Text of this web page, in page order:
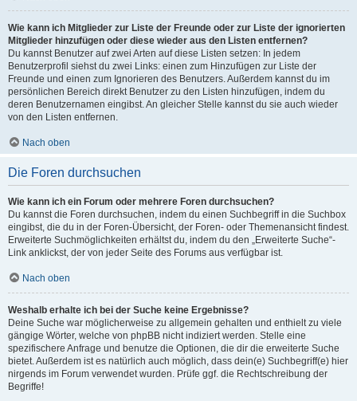
Wie kann ich Mitglieder zur Liste der Freunde oder zur Liste der ignorierten
Mitglieder hinzufügen oder diese wieder aus den Listen entfernen?
Du kannst Benutzer auf zwei Arten auf diese Listen setzen: In jedem
Benutzerprofil siehst du zwei Links: einen zum Hinzufügen zur Liste der
Freunde und einen zum Ignorieren des Benutzers. Außerdem kannst du im
persönlichen Bereich direkt Benutzer zu den Listen hinzufügen, indem du
deren Benutzernamen eingibst. An gleicher Stelle kannst du sie auch wieder
von den Listen entfernen.
Nach oben
Die Foren durchsuchen
Wie kann ich ein Forum oder mehrere Foren durchsuchen?
Du kannst die Foren durchsuchen, indem du einen Suchbegriff in die Suchbox
eingibst, die du in der Foren-Übersicht, der Foren- oder Themenansicht findest.
Erweiterte Suchmöglichkeiten erhältst du, indem du den „Erweiterte Suche“-
Link anklickst, der von jeder Seite des Forums aus verfügbar ist.
Nach oben
Weshalb erhalte ich bei der Suche keine Ergebnisse?
Deine Suche war möglicherweise zu allgemein gehalten und enthielt zu viele
gängige Wörter, welche von phpBB nicht indiziert werden. Stelle eine
spezifischere Anfrage und benutze die Optionen, die dir die erweiterte Suche
bietet. Außerdem ist es natürlich auch möglich, dass dein(e) Suchbegriff(e) hier
nirgends im Forum verwendet wurden. Prüfe ggf. die Rechtschreibung der
Begriffe!